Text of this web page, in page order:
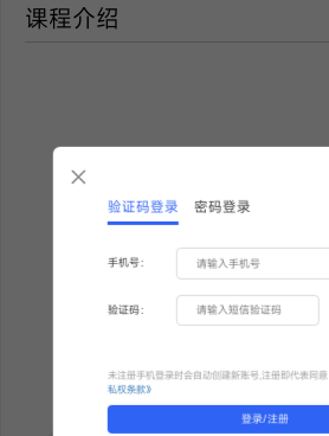
课程介绍
验证码登录 密码登录
手机号：
验证码：
未注册手机登录时会自动创建新账号,注册即代表同意
私权条款》
登录/注册